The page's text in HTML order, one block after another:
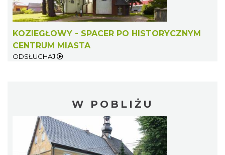
KOZIEGŁOWY - SPACER PO HISTORYCZNYM
CENTRUM MIASTA
ODSŁUCHAJ
W POBLIŻU